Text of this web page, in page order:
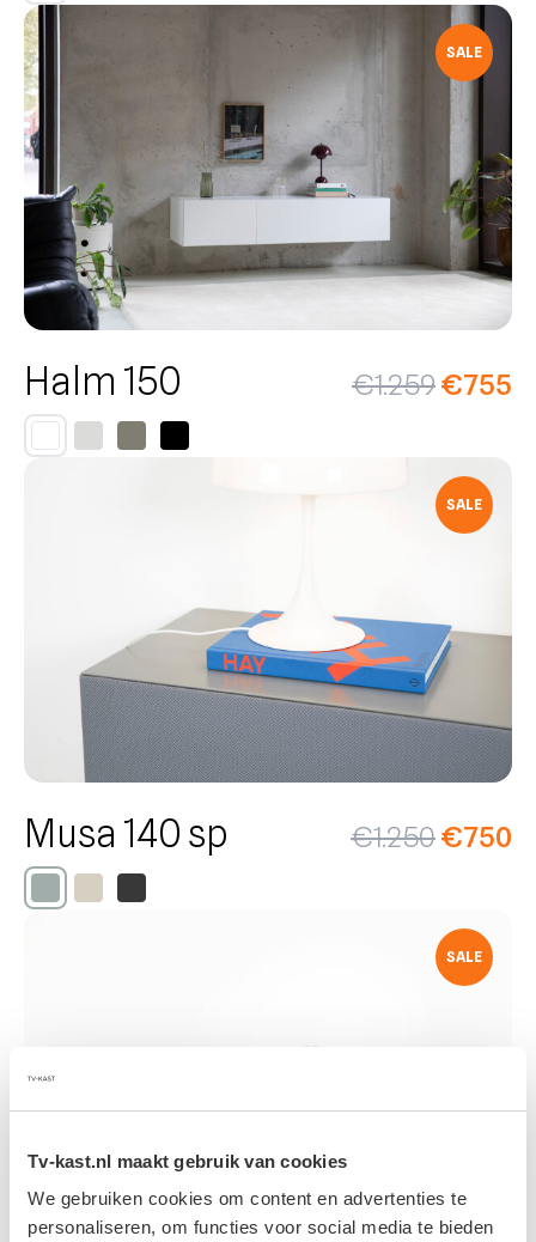
Tv-kast.nl maakt gebruik van cookies
We gebruiken cookies om content en advertenties te
personaliseren, om functies voor social media te bieden
SALE
Halm 150 €1.259€755
SALE
Musa 140 sp €1.250€750
SALE